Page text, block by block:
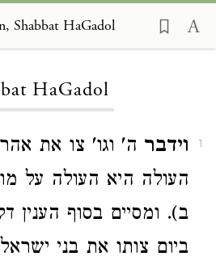
Shabbat HaGadol
HaGadol
1 וידבר ה' וגו' צו את
העולה היא העולה על
ב). ומסיים בסוף הענין
ביום צותו את בני